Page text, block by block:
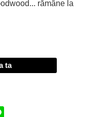
rămâne la
ta